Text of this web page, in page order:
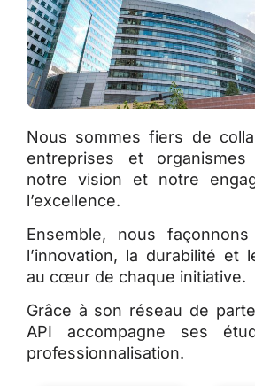
Nous sommes fiers de
entreprises et
notre vision et notre
l’excellence.
Ensemble, nous
l’innovation, la durabilité et
au cœur de chaque initiative.
Grâce à son réseau de
API accompagne ses
professionnalisation.